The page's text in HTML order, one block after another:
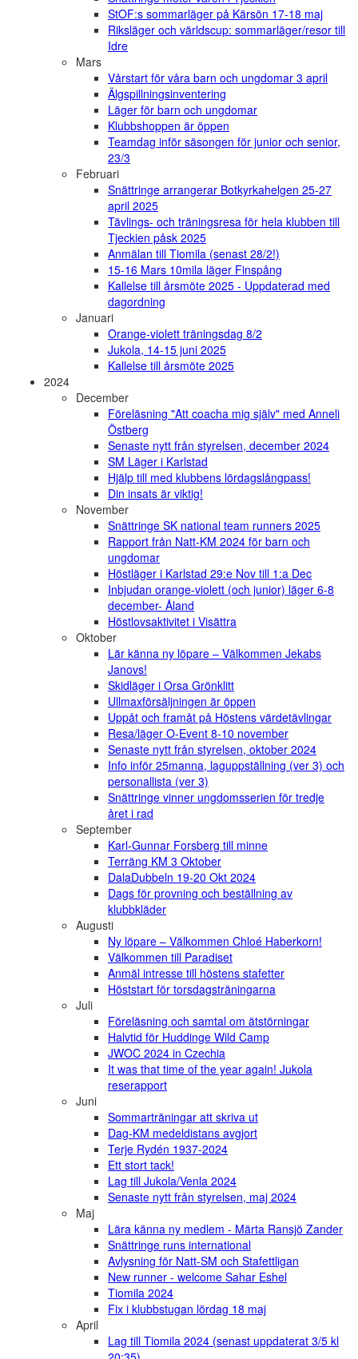
StOF:s sommarläger på Kärsön 17-18 maj
Riksläger och världscup: sommarläger/resor till
Idre
Mars
Vårstart för våra barn och ungdomar 3 april
Älgspillningsinventering
Läger för barn och ungdomar
Klubbshoppen är öppen
Teamdag inför säsongen för junior och senior,
23/3
Februari
Snättringe arrangerar Botkyrkahelgen 25-27
april 2025
Tävlings- och träningsresa för hela klubben till
Tjeckien påsk 2025
Anmälan till Tiomila (senast 28/2!)
15-16 Mars 10mila läger Finspång
Kallelse till årsmöte 2025 - Uppdaterad med
dagordning
Januari
Orange-violett träningsdag 8/2
Jukola, 14-15 juni 2025
Kallelse till årsmöte 2025
2024
December
Föreläsning "Att coacha mig själv" med Anneli
Östberg
Senaste nytt från styrelsen, december 2024
SM Läger i Karlstad
Hjälp till med klubbens lördagslångpass!
Din insats är viktig!
November
Snättringe SK national team runners 2025
Rapport från Natt-KM 2024 för barn och
ungdomar
Höstläger i Karlstad 29:e Nov till 1:a Dec
Inbjudan orange-violett (och junior) läger 6-8
december- Åland
Höstlovsaktivitet i Visättra
Oktober
Lär känna ny löpare – Välkommen Jekabs
Janovs!
Skidläger i Orsa Grönklitt
Ullmaxförsäljningen är öppen
Uppåt och framåt på Höstens värdetävlingar
Resa/läger O-Event 8-10 november
Senaste nytt från styrelsen, oktober 2024
Info inför 25manna, laguppställning (ver 3) och
personallista (ver 3)
Snättringe vinner ungdomsserien för tredje
året i rad
September
Karl-Gunnar Forsberg till minne
Terräng KM 3 Oktober
DalaDubbeln 19-20 Okt 2024
Dags för provning och beställning av
klubbkläder
Augusti
Ny löpare – Välkommen Chloé Haberkorn!
Välkommen till Paradiset
Anmäl intresse till höstens stafetter
Höststart för torsdagsträningarna
Juli
Föreläsning och samtal om ätstörningar
Halvtid för Huddinge Wild Camp
JWOC 2024 in Czechia
It was that time of the year again! Jukola
reserapport
Juni
Sommarträningar att skriva ut
Dag-KM medeldistans avgjort
Terje Rydén 1937-2024
Ett stort tack!
Lag till Jukola/Venla 2024
Senaste nytt från styrelsen, maj 2024
Maj
Lära känna ny medlem - Märta Ransjö Zander
Snättringe runs international
Avlysning för Natt-SM och Stafettligan
New runner - welcome Sahar Eshel
Tiomila 2024
Fix i klubbstugan lördag 18 maj
April
Lag till Tiomila 2024 (senast uppdaterat 3/5 kl